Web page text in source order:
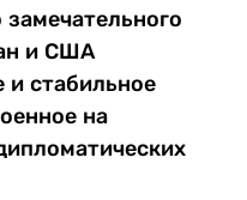
и США
и стабильное
на